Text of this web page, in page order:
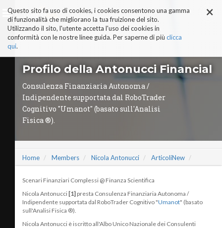
AI-ALTER EGO
PERCHÉ COMPLEXLAB
ADVISORY BOARD
TRUST & TRUTH CENTER
I NOSTRI SERVIZI
MANIFESTO AI
STORIE DI SUCCESSO
VIDEO
AREE TEMATICHE
×
Questo sito fa uso di cookies, i cookies consentono una gamma
di funzionalità che migliorano la tua fruizione del sito.
Utilizzando il sito, l'utente accetta l'uso dei cookies in
conformità con le nostre linee guida. Per saperne di più clicca
qui.
Profilo della Antonucci Financial
Consulenza Finanziaria Autonoma /
Indipendente supportata dal RoboTrader
Cognitivo "Umanot" (basato sull'Analisi
Fisica ®).
Home Members Nicola Antonucci ArticoliNew
Scenari Finanziari Complessi @ Finanza Scientifica
Nicola Antonucci [1] presta Consulenza Finanziaria Autonoma /
Indipendente supportata dal RoboTrader Cognitivo "Umanot" (basato
sull'Analisi Fisica ®).
Nicola Antonucci è iscritto all'Albo Unico Nazionale dei Consulenti